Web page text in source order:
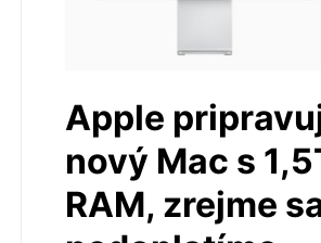
Apple
nový Mac s
RAM, zrejme